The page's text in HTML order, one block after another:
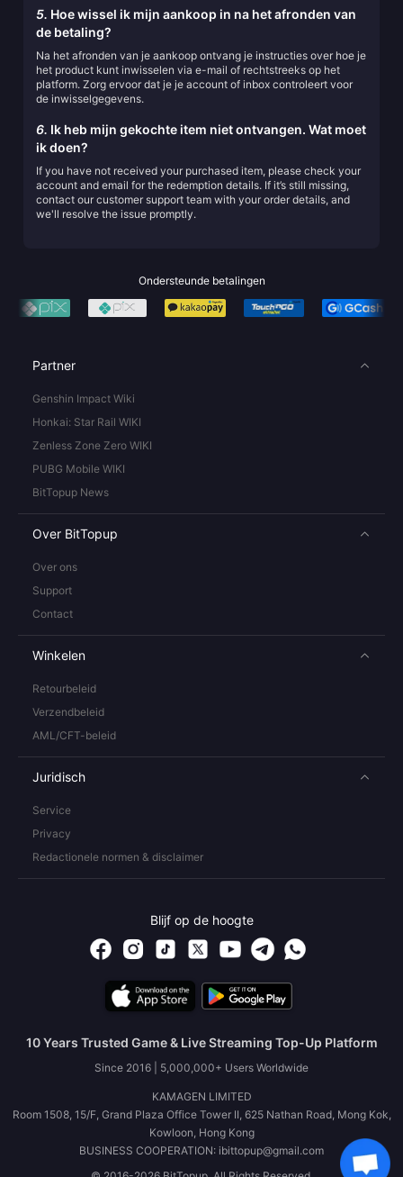
5. Hoe wissel ik mijn aankoop in na het afronden van
de betaling?
Na het afronden van je aankoop ontvang je instructies over hoe je
het product kunt inwisselen via e-mail of rechtstreeks op het
platform. Zorg ervoor dat je je account of inbox controleert voor
de inwisselgegevens.
6. Ik heb mijn gekochte item niet ontvangen. Wat moet
ik doen?
If you have not received your purchased item, please check your
account and email for the redemption details. If it’s still missing,
contact our customer support team with your order details, and
we'll resolve the issue promptly.
Ondersteunde betalingen
Partner
Genshin Impact Wiki
Honkai: Star Rail WIKI
Zenless Zone Zero WIKI
PUBG Mobile WIKI
BitTopup News
Over BitTopup
Over ons
Support
Contact
Winkelen
Retourbeleid
Verzendbeleid
AML/CFT-beleid
Juridisch
Service
Privacy
Redactionele normen & disclaimer
Blijf op de hoogte
10 Years Trusted Game & Live Streaming Top-Up Platform
Since 2016 | 5,000,000+ Users Worldwide
KAMAGEN LIMITED
Room 1508, 15/F, Grand Plaza Office Tower II, 625 Nathan Road, Mong Kok,
Kowloon, Hong Kong
BUSINESS COOPERATION: ibittopup@gmail.com